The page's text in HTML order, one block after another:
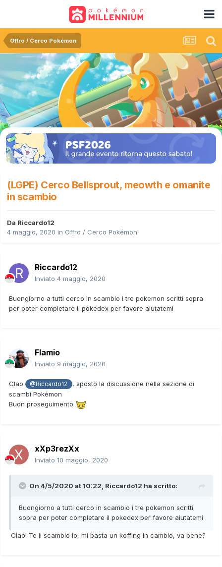
Offro / Cerco Pokémon
(LGPE) Cerco Bellsprout, meowth e omanite
in scambio
Da Riccardo12
4 maggio, 2020 in Offro / Cerco Pokémon
Riccardo12
Inviato 4 maggio, 2020
Buongiorno a tutti cerco in scambio i tre pokemon scritti sopra
per poter completare il pokedex per favore aiutatemi
Flamio
Inviato 9 maggio, 2020
CIao @Riccardo12
, sposto la discussione nella sezione di
scambi Pokémon
Buon proseguimento
xXp3rezXx
Inviato 10 maggio, 2020
On 4/5/2020 at 10:22, Riccardo12 ha scritto:
Buongiorno a tutti cerco in scambio i tre pokemon scritti
sopra per poter completare il pokedex per favore aiutatemi
Ciao! Te li scambio io, mi basta un koffing in cambio, va bene?